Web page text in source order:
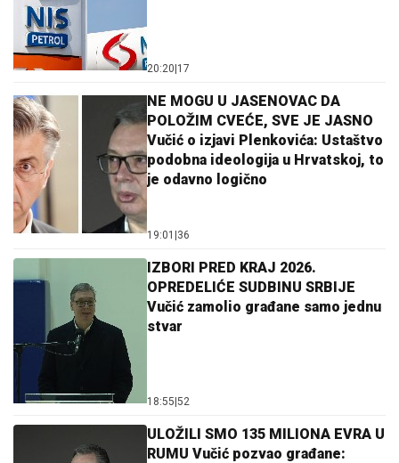
20:20|17
NE MOGU U JASENOVAC DA
POLOŽIM CVEĆE, SVE JE JASNO
Vučić o izjavi Plenkovića: Ustaštvo
podobna ideologija u Hrvatskoj, to
je odavno logično
19:01 |36
IZBORI PRED KRAJ 2026.
OPREDELIĆE SUDBINU SRBIJE
Vučić zamolio građane samo jednu
stvar
18:55|52
ULOŽILI SMO 135 MILIONA EVRA U
RUMU Vučić pozvao građane: